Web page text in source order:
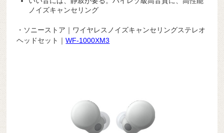
ノイズキャンセリング
・ソニーストア｜ワイヤレスノイズキャンセリングステレオ
ヘッドセット｜WF-1000XM3